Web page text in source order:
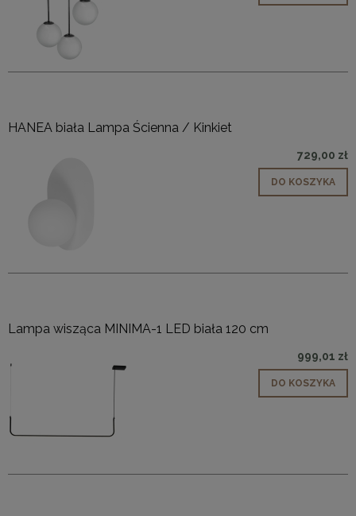
HANEA biała Lampa Ścienna / Kinkiet
729,00 zł
DO KOSZYKA
Lampa wisząca MINIMA-1 LED biała 120 cm
999,01 zł
DO KOSZYKA